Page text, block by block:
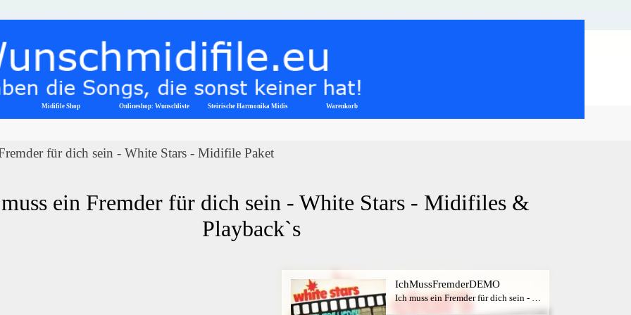
Menü überspringen
Midifile Shop ▼
Onlineshop: Wunschliste Steirische Harmonika Midis ▼
Warenkorb
für dich sein - White Stars - Midifile Paket
ein Fremder für dich sein - White Stars - Midifiles &
Playback`s
IchMussFremderDEMO
Ich muss ein Fremder für dich sein - White Stars